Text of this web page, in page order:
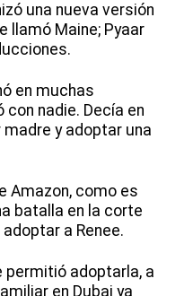
una nueva versión
llamó Maine; Pyaar
en muchas
nadie. Decía en
y adoptar una
Amazon, como es
batalla en la corte
a Renee.
permitió adoptarla, a
en Dubai ya